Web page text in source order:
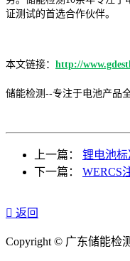
证测试的首选合作伙伴。
本文链接： http://
储能检测--专注于电池产品
上一篇： 锂电池
下一篇： WERCS
 返回
Copyright © 广东储能检